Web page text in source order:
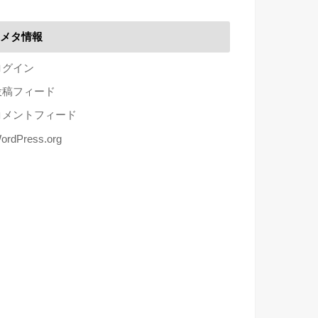
メタ情報
グイン
稿フィード
メントフィード